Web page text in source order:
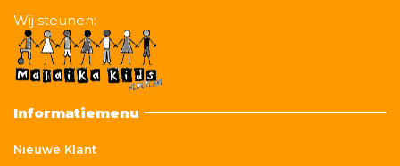
Wij steunen:
Informatiemenu
Nieuwe Klant